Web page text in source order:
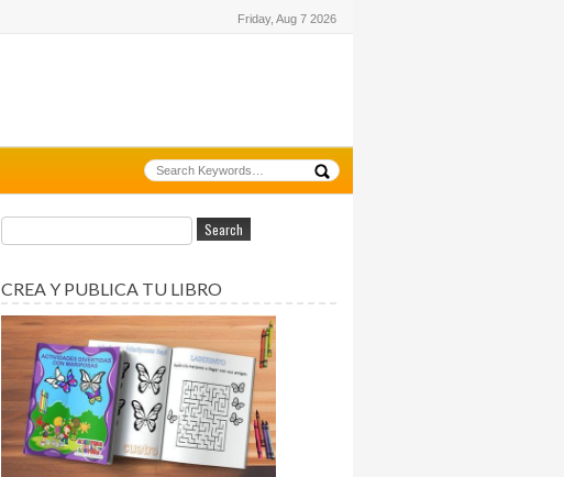
Friday, Aug 7 2026
CREA Y PUBLICA TU LIBRO